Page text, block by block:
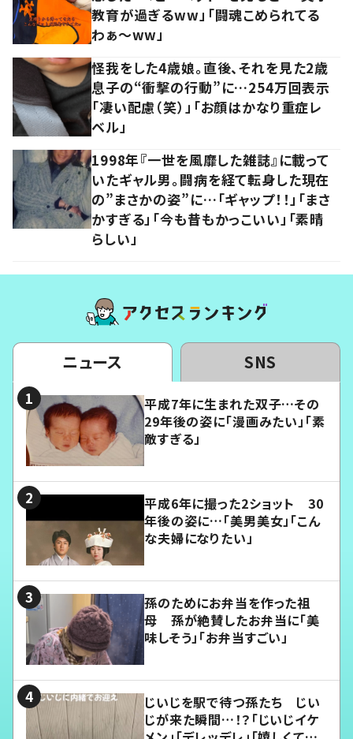
教育が過ぎるww」「闘魂こめられてる
わぁ～ww」
怪我をした4歳娘。直後、それを見た2歳
息子の“衝撃の行動”に…254万回表示
「凄い配慮（笑）」「お顔はかなり重症レ
ベル」
1998年『一世を風靡した雑誌』に載って
いたギャル男。闘病を経て転身した現在
の”まさかの姿”に…「ギャップ！！」「まさ
かすぎる」「今も昔もかっこいい」「素晴
らしい」
ニュース SNS
平成7年に生まれた双子…その
29年後の姿に「漫画みたい」「素
敵すぎる」
平成6年に撮った2ショット 30
年後の姿に…「美男美女」「こん
な夫婦になりたい」
孫のためにお弁当を作った祖
母 孫が絶賛したお弁当に「美
味しそう」「お弁当すごい」
じいじを駅で待つ孫たち じい
じが来た瞬間…！？「じいじイケ